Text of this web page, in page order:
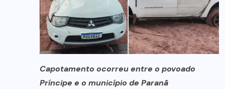
Capotamento ocorreu entre o povoado
Príncipe e o município de Paranã